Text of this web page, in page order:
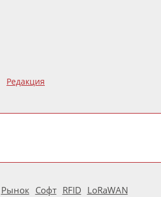
Редакция
Рынок Софт RFID LoRaWAN